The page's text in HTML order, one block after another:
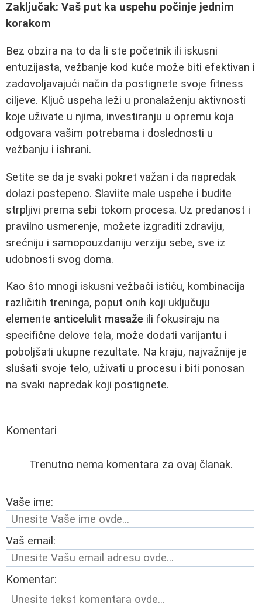
Zaključak: Vaš put ka uspehu počinje jednim
korakom
Bez obzira na to da li ste početnik ili iskusni
entuzijasta, vežbanje kod kuće može biti efektivan i
zadovoljavajući način da postignete svoje fitness
ciljeve. Ključ uspeha leži u pronalaženju aktivnosti
koje uživate u njima, investiranju u opremu koja
odgovara vašim potrebama i doslednosti u
vežbanju i ishrani.
Setite se da je svaki pokret važan i da napredak
dolazi postepeno. Slaviite male uspehe i budite
strpljivi prema sebi tokom procesa. Uz predanost i
pravilno usmerenje, možete izgraditi zdraviju,
srećniju i samopouzdaniju verziju sebe, sve iz
udobnosti svog doma.
Kao što mnogi iskusni vežbači ističu, kombinacija
različitih treninga, poput onih koji uključuju
elemente anticelulit masaže ili fokusiraju na
specifične delove tela, može dodati varijantu i
poboljšati ukupne rezultate. Na kraju, najvažnije je
slušati svoje telo, uživati u procesu i biti ponosan
na svaki napredak koji postignete.
Komentari
Trenutno nema komentara za ovaj članak.
Vaše ime:
Vaš email:
Komentar: